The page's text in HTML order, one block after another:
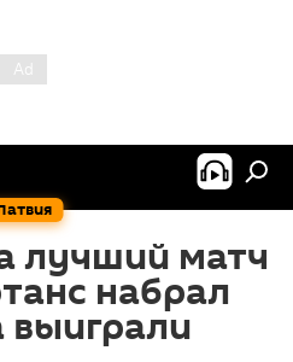
лучший матч
набрал